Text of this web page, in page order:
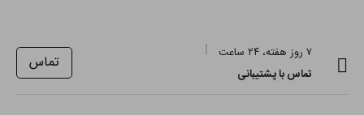
۷ روز هفته، ۲۴ ساعت
تماس با پشتیبانی
تماس